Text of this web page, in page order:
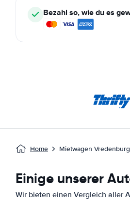
Bezahl so, wie du es
Home Mietwagen Vredenburg
Einige unserer
Wir bieten einen Vergleich aller